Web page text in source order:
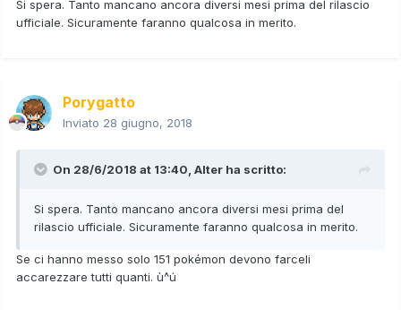
Si spera. Tanto mancano ancora diversi mesi prima del rilascio
ufficiale. Sicuramente faranno qualcosa in merito.
Porygatto
Inviato 28 giugno, 2018
On 28/6/2018 at 13:40, Alter ha scritto:
Si spera. Tanto mancano ancora diversi mesi prima del
rilascio ufficiale. Sicuramente faranno qualcosa in merito.
Se ci hanno messo solo 151 pokémon devono farceli
accarezzare tutti quanti. ù^ú